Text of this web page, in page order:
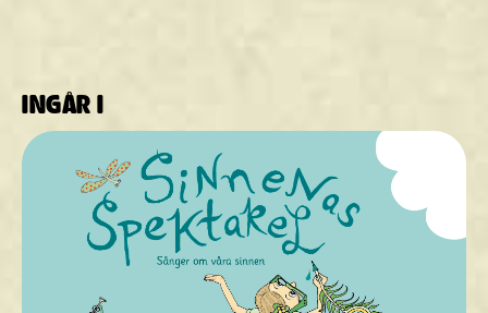
INGÅR I